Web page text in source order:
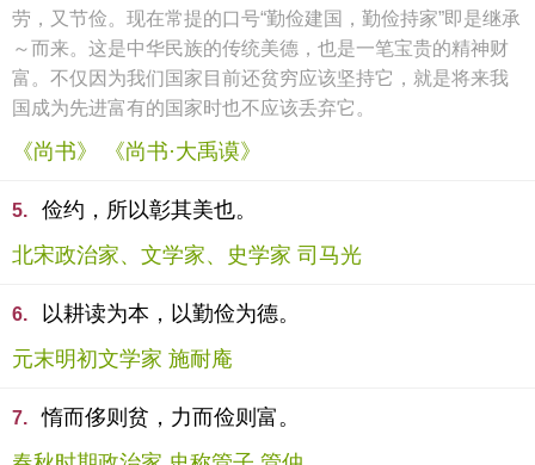
劳，又节俭。现在常提的口号“勤俭建国，勤俭持家”即是继承
～而来。这是中华民族的传统美德，也是一笔宝贵的精神财
富。不仅因为我们国家目前还贫穷应该坚持它，就是将来我
国成为先进富有的国家时也不应该丢弃它。
《尚书》 《尚书·大禹谟》
5.
俭约，所以彰其美也。
北宋政治家、文学家、史学家 司马光
6.
以耕读为本，以勤俭为德。
元末明初文学家 施耐庵
7.
惰而侈则贫，力而俭则富。